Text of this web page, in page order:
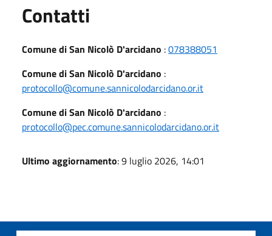
Contatti
Comune di San Nicolò D'arcidano :078388051
Comune di San Nicolò D'arcidano :
protocollo@comune.sannicolodarcidano.or.it
Comune di San Nicolò D'arcidano :
protocollo@pec.comune.sannicolodarcidano.or.it
Ultimo aggiornamento: 9 luglio 2026, 14:01